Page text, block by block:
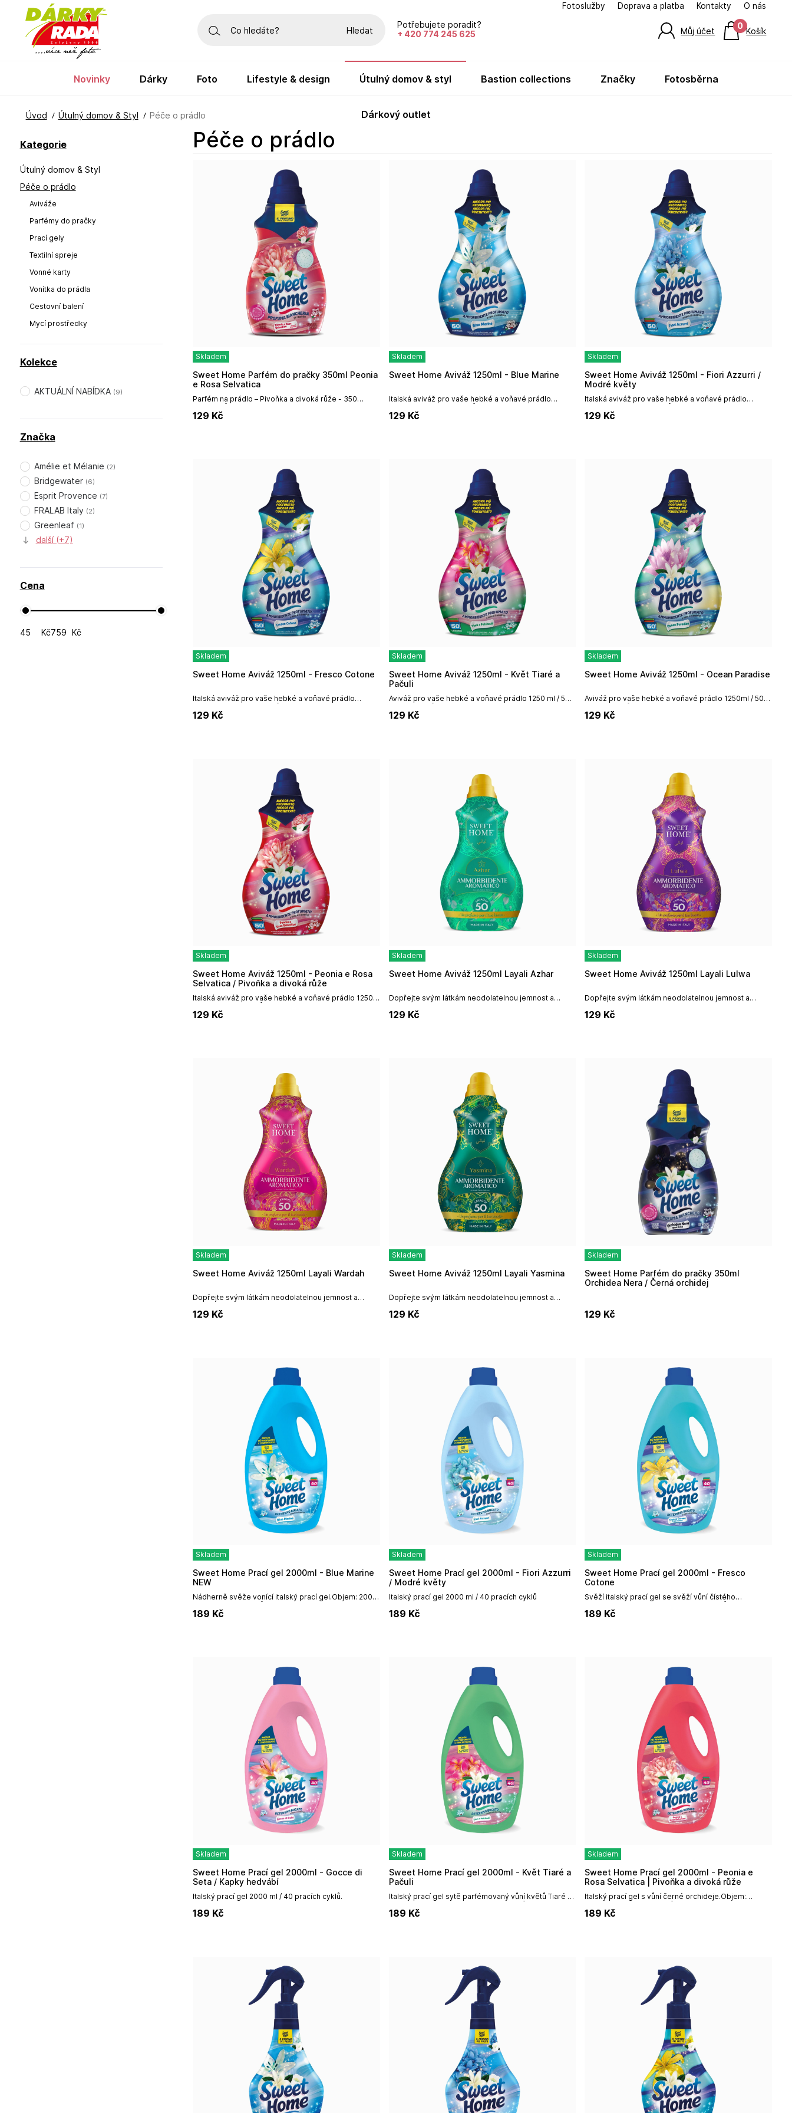
Kategorie
Útulný domov & Styl
Péče o prádlo
Aviváže
Parfémy do pračky
Prací gely
Textilní spreje
Vonné karty
Vonítka do prádla
Cestovní balení
Mycí prostředky
Péče o prádlo
Skladem
Parfém na prádlo – Pivoňka a divoká růže - 350
použití: Do...
Sweet Home Parfém do pračky 350ml Peonia
e Rosa Selvatica
129 Kč
Skladem
Italská aviváž pro vaše hebké a voňavé prádlo
Sweet Home Aviváž 1250ml - Blue Marine
129 Kč
Skladem
Italská aviváž pro vaše hebké a voňavé prádlo
Sweet Home Aviváž 1250ml - Fiori Azzurri /
Modré květy
129 Kč
Skladem
Italská aviváž pro vaše hebké a voňavé prádlo
Sweet Home Aviváž 1250ml - Fresco Cotone
129 Kč
Skladem
Aviváž pro vaše hebké a voňavé prádlo 1250 ml / 50
Sweet Home Aviváž 1250ml - Květ Tiaré a
Pačuli
129 Kč
Skladem
Aviváž pro vaše hebké a voňavé prádlo 1250ml / 50
Sweet Home Aviváž 1250ml - Ocean Paradise
129 Kč
Skladem
Italská aviváž pro vaše hebké a voňavé prádlo 1250
Sweet Home Aviváž 1250ml - Peonia e Rosa
Selvatica / Pivoňka a divoká růže
129 Kč
Skladem
Dopřejte svým látkám neodolatelnou jemnost a
Layali.Objem: 1250ml
Sweet Home Aviváž 1250ml Layali Azhar
129 Kč
Skladem
Dopřejte svým látkám neodolatelnou jemnost a
Layali.Objem: 1250ml
Sweet Home Aviváž 1250ml Layali Lulwa
129 Kč
Skladem
Dopřejte svým látkám neodolatelnou jemnost a
Layali.Objem: 1250ml
Sweet Home Aviváž 1250ml Layali Wardah
129 Kč
Skladem
Dopřejte svým látkám neodolatelnou jemnost a
Layali.Objem: 1250ml
Sweet Home Aviváž 1250ml Layali Yasmina
129 Kč
Skladem
Sweet Home Parfém do pračky 350ml
Orchidea Nera / Černá orchidej
129 Kč
Skladem
Nádherně svěže vonící italský prací gel.Objem: 2000
ml / 40 pracích cyklů
Sweet Home Prací gel 2000ml - Blue Marine
NEW
189 Kč
Skladem
Italský prací gel 2000 ml / 40 pracích cyklů
Sweet Home Prací gel 2000ml - Fiori Azzurri
/ Modré květy
189 Kč
Skladem
Svěží italský prací gel se svěží vůní čístého
prádla.Objem: 2000 ml / 40 pracích cyklů
Sweet Home Prací gel 2000ml - Fresco
Cotone
189 Kč
Skladem
Italský prací gel 2000 ml / 40 pracích cyklů.
Sweet Home Prací gel 2000ml - Gocce di
Seta / Kapky hedvábí
189 Kč
Skladem
Italský prací gel sytě parfémovaný vůní květů Tiaré a
pačuli.Objem 2000ml / 40 pracích cyklů
Sweet Home Prací gel 2000ml - Květ Tiaré a
Pačuli
189 Kč
Skladem
Italský prací gel s vůní černé orchideje.Objem:
2000ml / 40 pracích cyklů
Sweet Home Prací gel 2000ml - Peonia e
Rosa Selvatica | Pivoňka a divoká růže
189 Kč
Kolekce
AKTUÁLNÍ NABÍDKA (9)
Značka
Amélie et Mélanie (2)
Bridgewater (6)
Esprit Provence (7)
FRALAB Italy (2)
Greenleaf (1)
další (+7)
Cena
Kč Kč
Potřebujete poradit?
+ 420 774 245 625
Fotoslužby Doprava a platba Kontakty O nás
Hledat Můj účet Košík
0
Úvod Útulný domov & Styl Péče o prádlo
novinky dárky foto lifestyle & design útulný domov & styl bastion collections značky fotosběrna
dárkový outlet